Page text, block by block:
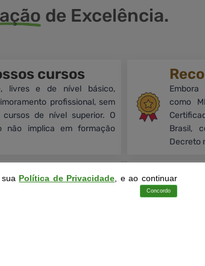
de Excelência.
cursos
livres e de nível básico,
profissional, sem
cursos de nível superior. O
não implica em formação
como
Brasil,
Decreto
digitais são legitimados
Política de Privacidade , e ao continuar
Concordo